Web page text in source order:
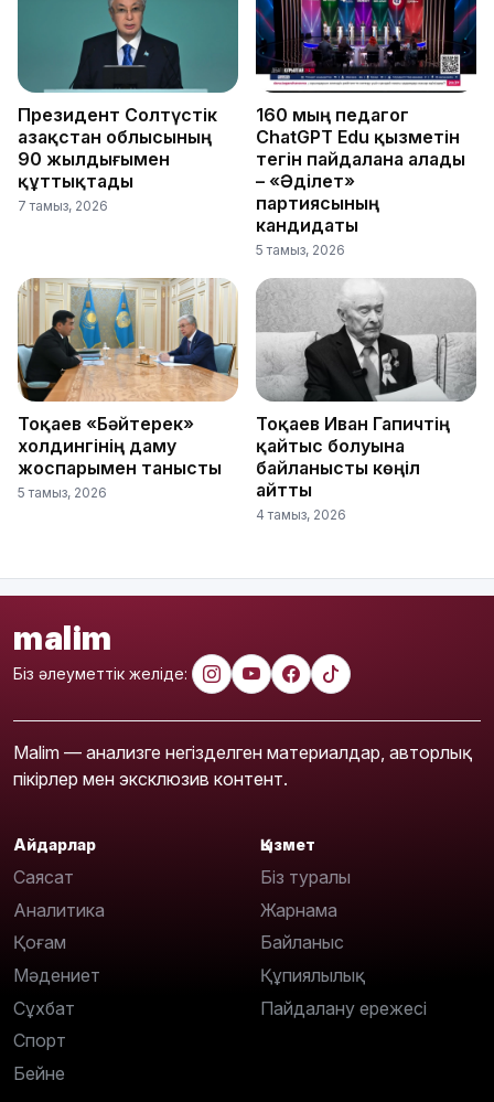
Президент Солтүстік
Қазақстан облысының
90 жылдығымен
құттықтады
7 тамыз, 2026
160 мың педагог
ChatGPT Edu қызметін
тегін пайдалана алады
– «Әділет»
партиясының
кандидаты
5 тамыз, 2026
Тоқаев «Бәйтерек»
холдингінің даму
жоспарымен танысты
5 тамыз, 2026
Тоқаев Иван Гапичтің
қайтыс болуына
байланысты көңіл
айтты
4 тамыз, 2026
malim
Біз әлеуметтік желіде:
Malim — анализге негізделген материалдар, авторлық
пікірлер мен эксклюзив контент.
Айдарлар
Саясат
Аналитика
Қоғам
Мәдениет
Сұхбат
Спорт
Бейне
Қызмет
Біз туралы
Жарнама
Байланыс
Құпиялылық
Пайдалану ережесі